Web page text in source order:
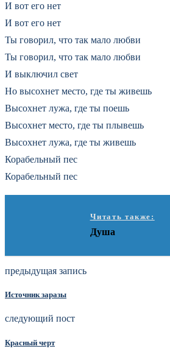
И вот его нет
И вот его нет
Ты говорил, что так мало любви
Ты говорил, что так мало любви
И выключил свет
Но высохнет место, где ты живешь
Высохнет лужа, где ты поешь
Высохнет место, где ты плывешь
Высохнет лужа, где ты живешь
Корабельный пес
Корабельный пес
Читать также:
Душа
предыдущая запись
Источник заразы
следующий пост
Красный черт